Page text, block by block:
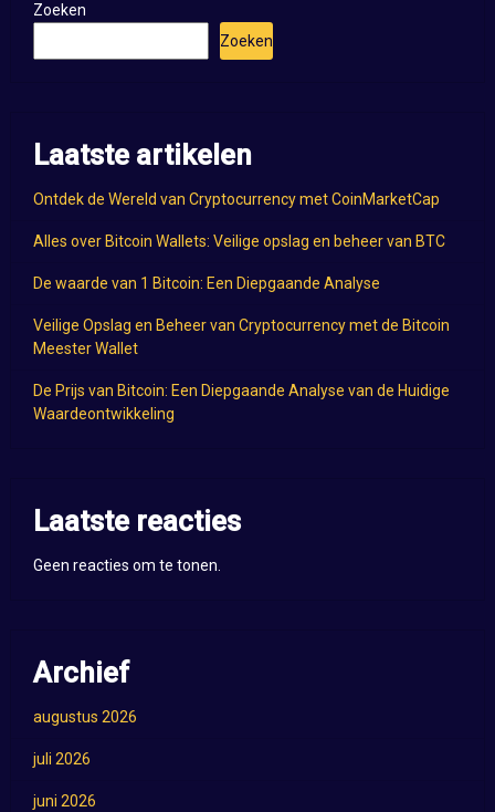
Zoeken
Zoeken
Laatste artikelen
Ontdek de Wereld van Cryptocurrency met CoinMarketCap
Alles over Bitcoin Wallets: Veilige opslag en beheer van BTC
De waarde van 1 Bitcoin: Een Diepgaande Analyse
Veilige Opslag en Beheer van Cryptocurrency met de Bitcoin
Meester Wallet
De Prijs van Bitcoin: Een Diepgaande Analyse van de Huidige
Waardeontwikkeling
Laatste reacties
Geen reacties om te tonen.
Archief
augustus 2026
juli 2026
juni 2026